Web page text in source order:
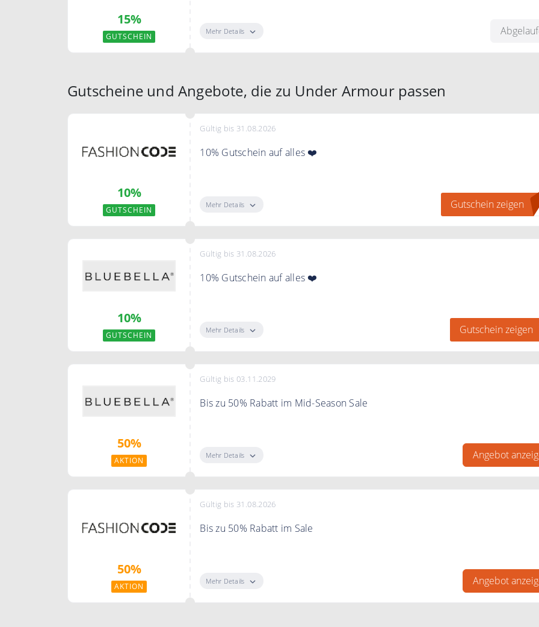
15%
GUTSCHEIN
Mehr Details
Gutscheine und Angebote, die zu Under Armour passen
10%
GUTSCHEIN
Gültig bis 31.08.2026
10% Gutschein auf alles ❤️
Mehr Details Gutschein zeigen
10%
GUTSCHEIN
Gültig bis 31.08.2026
10% Gutschein auf alles ❤️
Mehr Details Gutschein zeigen
50%
AKTION
Gültig bis 03.11.2029
Bis zu 50% Rabatt im Mid-Season Sale
Mehr Details Angebot
50%
AKTION
Gültig bis 31.08.2026
Bis zu 50% Rabatt im Sale
Mehr Details Angebot